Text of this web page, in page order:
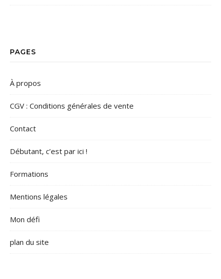
PAGES
À propos
CGV : Conditions générales de vente
Contact
Débutant, c’est par ici !
Formations
Mentions légales
Mon défi
plan du site